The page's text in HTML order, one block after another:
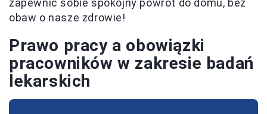
zapewnić sobie spokojny powrót do domu, bez
obaw o nasze zdrowie!
Prawo pracy a obowiązki
pracowników w zakresie badań
lekarskich